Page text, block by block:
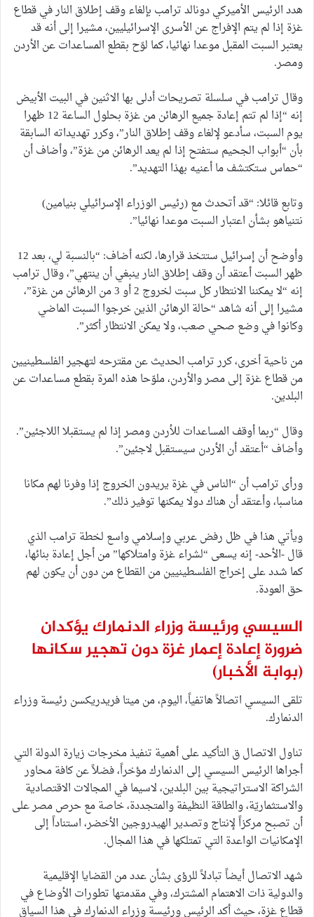
هدد الرئيس الأميركي دونالد ترامب بإلغاء وقف إطلاق النار في قطاع
غزة إذا لم يتم الإفراج عن الأسرى الإسرائيليين، مشيرا إلى أنه قد
يعتبر السبت المقبل موعدا نهائيا، كما لوّح بقطع المساعدات عن الأردن
ومصر.
وقال ترامب في سلسلة تصريحات أدلى بها الاثنين في البيت الأبيض
إنه “إذا لم تتم إعادة جميع الرهائن من غزة بحلول الساعة 12 ظهرا
يوم السبت، سأدعو لإلغاء وقف إطلاق النار”، وكرر تهديداته السابقة
بأن “أبواب الجحيم ستفتح إذا لم يعد الرهائن من غزة”، وأضاف أن
“حماس ستكتشف ما أعنيه بهذا التهديد”.
وتابع قائلا: “قد أتحدث مع (رئيس الوزراء الإسرائيلي بنيامين)
نتنياهو بشأن اعتبار السبت موعدا نهائيا”.
وأوضح أن إسرائيل ستتخذ قرارها، لكنه أضاف: “بالنسبة لي، بعد 12
ظهر السبت أعتقد أن وقف إطلاق النار ينبغي أن ينتهي”، وقال ترامب
إنه “لا يمكننا الانتظار كل سبت لخروج 2 أو 3 من الرهائن من غزة”،
مشيرا إلى أنه شاهد “حالة الرهائن الذين خرجوا السبت الماضي
وكانوا في وضع صحي صعب، ولا يمكن الانتظار أكثر”.
من ناحية أخرى، كرر ترامب الحديث عن مقترحه لتهجير الفلسطينيين
من قطاع غزة إلى مصر والأردن، ملوّحا هذه المرة بقطع مساعدات عن
البلدين.
وقال “ربما أوقف المساعدات للأردن ومصر إذا لم يستقبلا اللاجئين”.
وأضاف “أعتقد أن الأردن سيستقبل لاجئين”.
ورأى ترامب أن “الناس في غزة يريدون الخروج إذا وفرنا لهم مكانا
مناسبا، وأعتقد أن هناك دولا يمكنها توفير ذلك”.
ويأتي هذا في ظل رفض عربي وإسلامي واسع لخطة ترامب الذي
قال -الأحد- إنه يسعى “لشراء غزة وامتلاكها” من أجل إعادة بنائها،
كما شدد على إخراج الفلسطينيين من القطاع من دون أن يكون لهم
حق العودة.
السيسي ورئيسة وزراء الدنمارك يؤكدان
ضرورة إعادة إعمار غزة دون تهجير سكانها
(بوابة الأخبار)
تلقى السيسي اتصالاً هاتفياً، اليوم، من ميتا فريدريكسن رئيسة وزراء
الدنمارك.
تناول الاتصال ق التأكيد على أهمية تنفيذ مخرجات زيارة الدولة التي
أجراها الرئيس السيسي إلى الدنمارك مؤخراً، فضلاً عن كافة محاور
الشراكة الاستراتيجية بين البلدين، لاسيما في المجالات الاقتصادية
والاستثماريّة، والطاقة النظيفة والمتجددة، خاصة مع حرص مصر على
أن تصبح مركزاً لإنتاج وتصدير الهيدروجين الأخضر، استناداً إلى
الإمكانيات الواعدة التي تمتلكها في هذا المجال.
شهد الاتصال أيضاً تبادلاً للرؤى بشأن عدد من القضايا الإقليمية
والدولية ذات الاهتمام المشترك، وفي مقدمتها تطورات الأوضاع في
قطاع غزة، حيث أكد الرئيس ورئيسة وزراء الدنمارك في هذا السياق